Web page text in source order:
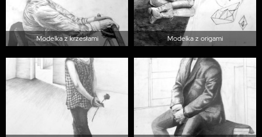
Modelka z krzesłami Modelka z origami